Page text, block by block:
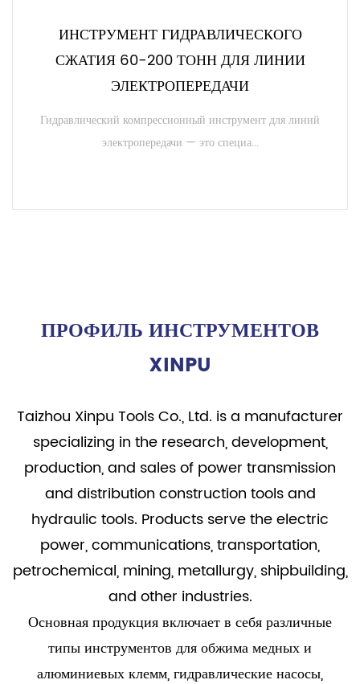
ИНСТРУМЕНТ ГИДРАВЛИЧЕСКОГО
СЖАТИЯ 60-200 ТОНН ДЛЯ ЛИНИИ
ЭЛЕКТРОПЕРЕДАЧИ
Гидравлический компрессионный инструмент для линий
электропередачи — это специа...
ПРОФИЛЬ ИНСТРУМЕНТОВ
XINPU
Taizhou Xinpu Tools Co., Ltd. is a manufacturer
specializing in the research, development,
production, and sales of power transmission
and distribution construction tools and
hydraulic tools. Products serve the electric
power, communications, transportation,
petrochemical, mining, metallurgy, shipbuilding,
and other industries.
Основная продукция включает в себя различные
типы инструментов для обжима медных и
алюминиевых клемм, гидравлические насосы,